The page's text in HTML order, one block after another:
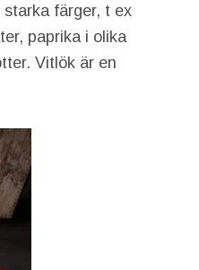
färger, t ex
paprika i olika
Vitlök är en